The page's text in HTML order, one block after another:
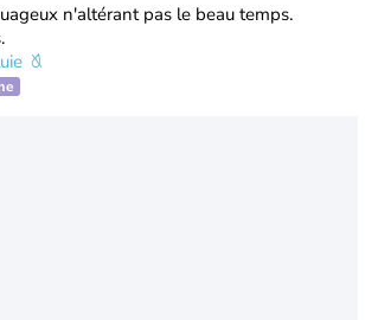
n'altérant pas le beau temps.